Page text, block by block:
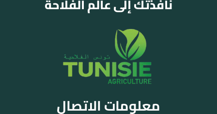
معلومات الاتصال